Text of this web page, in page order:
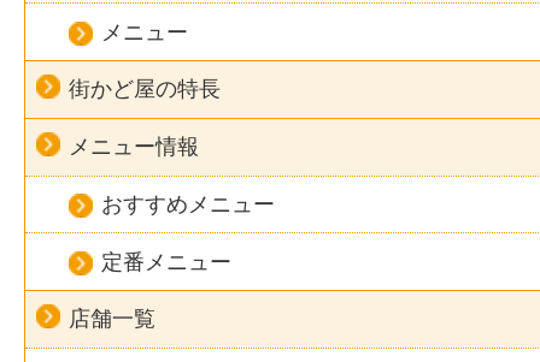
メニュー
街かど屋の特長
メニュー情報
おすすめメニュー
定番メニュー
店舗一覧